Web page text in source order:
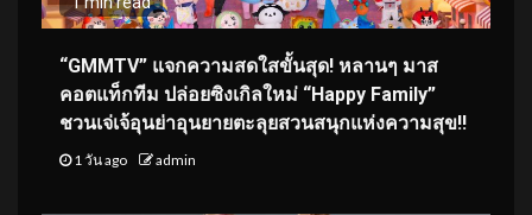
“GMMTV” แจกความสดใสขั้นสุด! หลานๆ มาส
คอตแท็กทีม ปล่อยซิงเกิลใหม่ “Happy Family”
ชวนเจ่เจ้อุนย่าอุนยายตะลุยสวนสนุกแห่งความสุข!!
1 วัน ago admin